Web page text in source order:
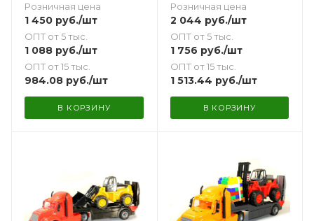
машинками-пикапами
Розничная цена
1 450 руб./шт
ОПТ от 5 тыс.
1 088 руб./шт
ОПТ от 15 тыс.
984.08 руб./шт
В КОРЗИНУ
Розничная цена
2 044 руб./шт
ОПТ от 5 тыс.
1 756 руб./шт
ОПТ от 15 тыс.
1 513.44 руб./шт
В КОРЗИНУ